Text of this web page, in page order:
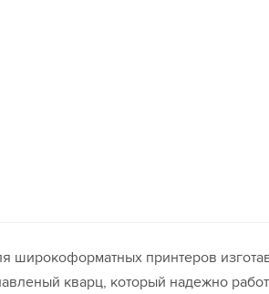
широкоформатных принтеров
кварц, который надежно